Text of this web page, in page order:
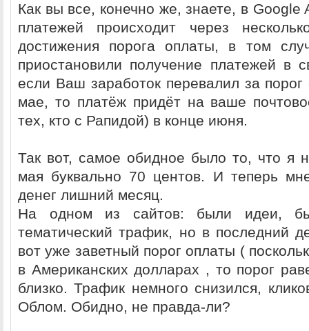
Как вы все, конечно же, знаете, в Google
платежей происходит через
достижения порога оплаты, в том
приостановили получение платежей в
если Ваш заработок перевалил за
мае, то платёж придёт на ваше
тех, кто с Рапидой) в конце июня.
Так вот, самое обидное было то, что я
мая буквально 70 центов. И теперь
денег лишний месяц.
На одном из сайтов: были идеи,
тематический трафик, но в последний
вот уже заветный порог оплаты (
в Американских долларах , то порог
близко. Трафик немного снизился,
Облом. Обидно, не правда-ли?